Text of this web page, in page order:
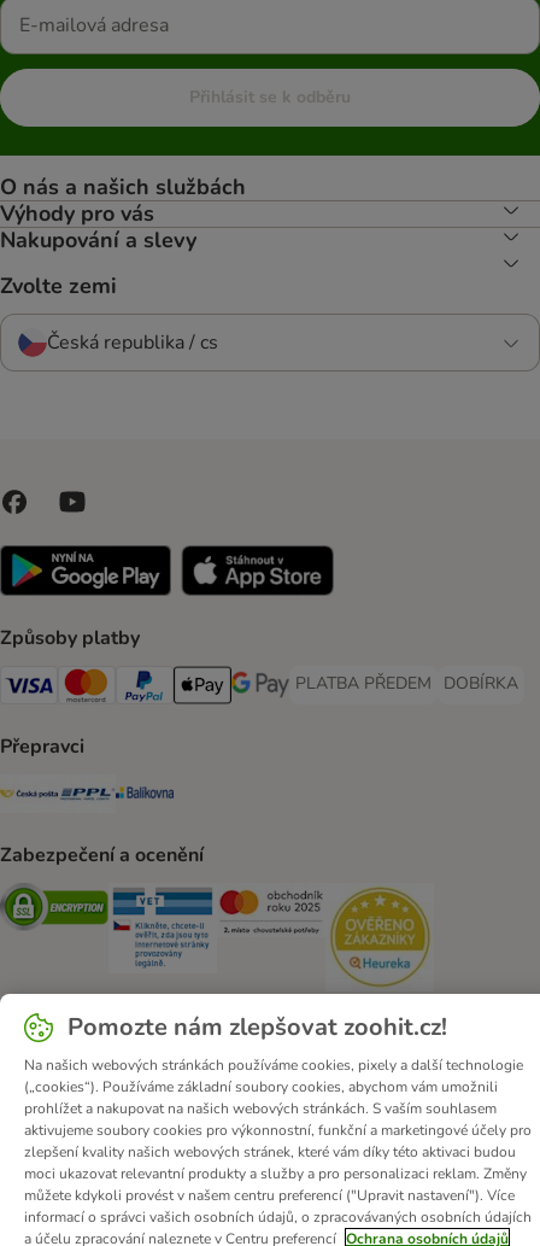
Přihlásit se k odběru
O nás a našich službách
Výhody pro vás
Nakupování a slevy
Zvolte zemi
Česká republika / cs
Způsoby platby
Visa Payment Method
Mastercard Payment Method
PayPal Payment Method
Apple pay Payment Method
GooglePay Payment Method
PLATBA PŘEDEM
PLATBA PŘEDEM Payment
DOBÍRKA
DOBÍRKA
Přepravci
Česká pošta Shipping Method
PPL Shipping Method
Balíkovna Shipping Method
Zabezpečení a ocenění
Security Security Security
O zoohit Kariéra Firemní webové stránky
Impressum
Všeobecné obchodní podmínky
Zde odstoupit od smlouvy
Zákon o digitálních službách
Likvidace baterií
Kontakt
Poštovné a dodací termín
Způsoby platby
Partnerský program
Ochrana osobních údajů
Ochrana osobních údajů
Prohlášení o přístupnosti
Pomozte nám zlepšovat zoohit.cz!
Na našich webových stránkách používáme cookies, pixely a další technologie
(„cookies“). Používáme základní soubory cookies, abychom vám umožnili
prohlížet a nakupovat na našich webových stránkách. S vaším souhlasem
aktivujeme soubory cookies pro výkonnostní, funkční a marketingové účely pro
zlepšení kvality našich webových stránek, které vám díky této aktivaci budou
moci ukazovat relevantní produkty a služby a pro personalizaci reklam. Změny
můžete kdykoli provést v našem centru preferencí ("Upravit nastavení"). Více
informací o správci vašich osobních údajů, o zpracovávaných osobních údajích
a účelu zpracování naleznete v Centru preferencí Ochrana osobních údajů